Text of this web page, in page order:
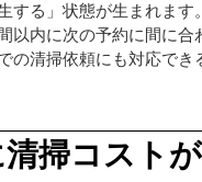
する」状態が生まれます
以内に次の予約に間に合
の清掃依頼にも対応でき
掃コスト